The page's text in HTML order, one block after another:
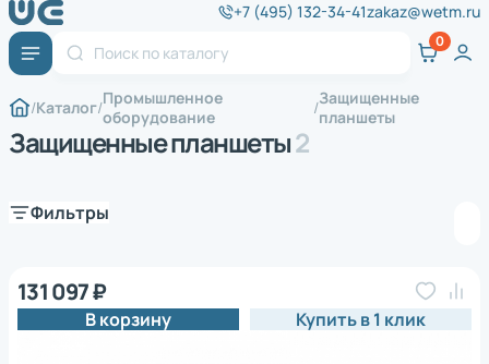
+7 (495) 132-34-41zakaz@wetm.ru
Каталог Промышленное
оборудование
Защищенные
планшеты
Защищенные планшеты2
Фильтры
131 097 ₽
В корзину Купить в 1 клик